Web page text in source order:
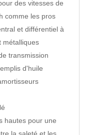
des vitesses de
comme les pros
et différentiel à
métalliques
transmission
d'huile
hautes pour une
la saleté et les